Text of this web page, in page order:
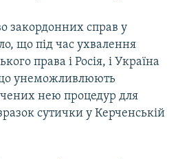
закордонних справ у
що під час ухвалення
права і Росія, і Україна
унеможливлюють
нею процедур для
сутички у Керченській